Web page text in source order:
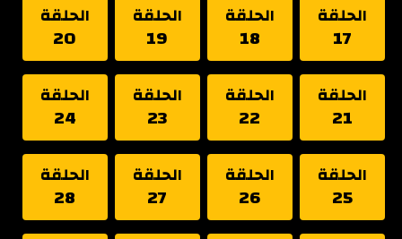
الحلقة
17
الحلقة
18
الحلقة
19
الحلقة
20
الحلقة
21
الحلقة
22
الحلقة
23
الحلقة
24
الحلقة
25
الحلقة
26
الحلقة
27
الحلقة
28